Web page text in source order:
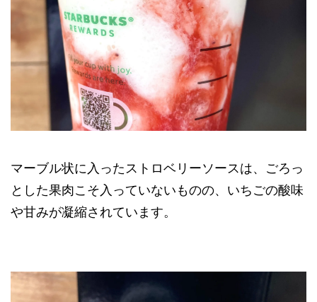
マーブル状に入ったストロベリーソースは、ごろっ
とした果肉こそ入っていないものの、いちごの酸味
や甘みが凝縮されています。